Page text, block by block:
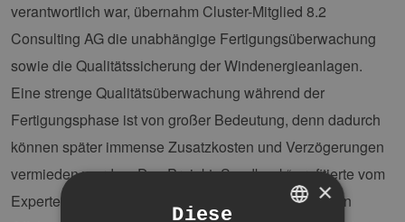
verantwortlich war, übernahm Cluster-Mitglied 8.2
Consulting AG die unabhängige Fertigungsüberwachung
sowie die Qualitätssicherung der Windenergieanlagen.
Eine strenge Qualitätsüberwachung während der
Fertigungsphase ist von großer Bedeutung, denn dadurch
können später immense Zusatzkosten und Verzögerungen
vermieden werden. Das Projekt „Sandbank“ profitierte vom
Expertenwissen von 8.2 Consulting zu den einzelnen
×
Diese